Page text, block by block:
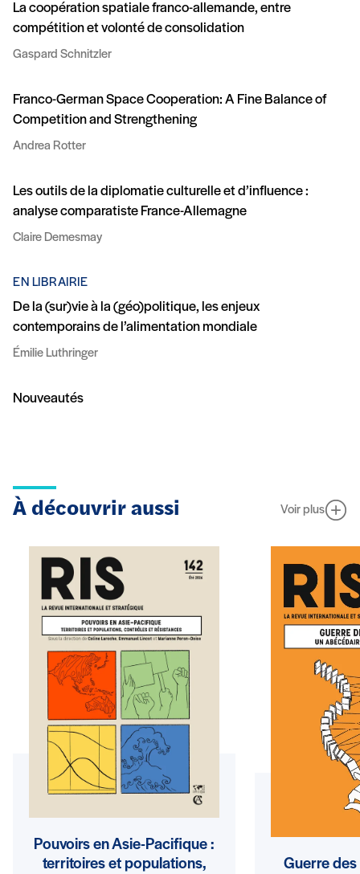
La coopération spatiale franco-allemande, entre
compétition et volonté de consolidation
Gaspard Schnitzler
Franco-German Space Cooperation: A Fine Balance of
Competition and Strengthening
Andrea Rotter
Les outils de la diplomatie culturelle et d’influence :
analyse comparatiste France-Allemagne
Claire Demesmay
EN LIBRAIRIE
De la (sur)vie à la (géo)politique, les enjeux
contemporains de l’alimentation mondiale
Émilie Luthringer
Nouveautés
À découvrir aussi Voir plus
Pouvoirs en Asie-Pacifique :
territoires et populations,
Guerre